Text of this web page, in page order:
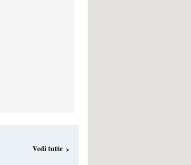
Vedi tutte ›